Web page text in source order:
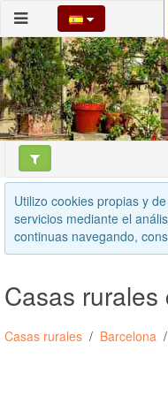
Utilizo cookies propias y
servicios mediante el
continuas navegando,
Casas
Casas rurales Barcelona